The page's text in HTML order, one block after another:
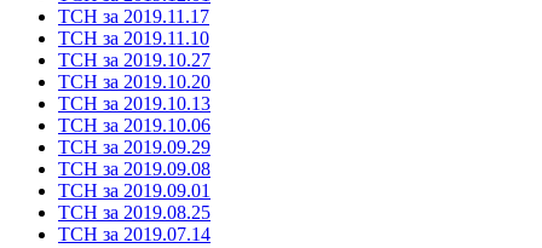
ТСН за 2019.11.17
ТСН за 2019.11.10
ТСН за 2019.10.27
ТСН за 2019.10.20
ТСН за 2019.10.13
ТСН за 2019.10.06
ТСН за 2019.09.29
ТСН за 2019.09.08
ТСН за 2019.09.01
ТСН за 2019.08.25
ТСН за 2019.07.14